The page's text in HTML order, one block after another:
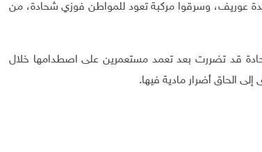
عوريف، وسرقوا مركبة تعود للمواطن فوزي شحادة، من
قد تضررت بعد تعمد مستعمرين على اصطدامها خلال
الحاق أضرار مادية فيها.